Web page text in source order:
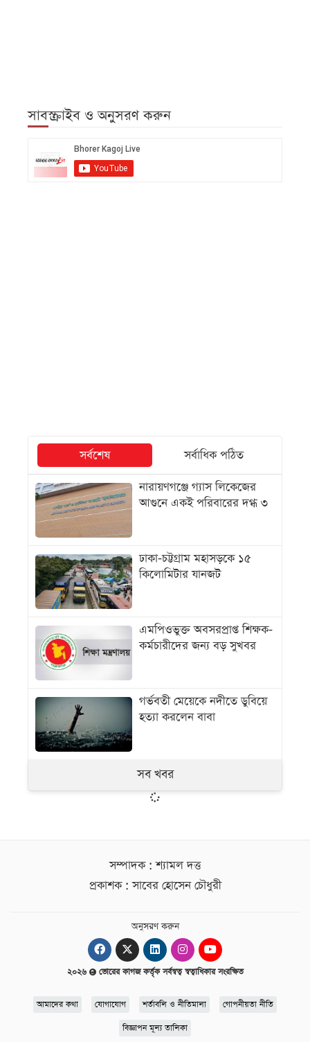
সাবস্ক্রাইব ও অনুসরণ করুন
সর্বশেষ
সর্বাধিক পঠিত
নারায়ণগঞ্জে গ্যাস লিকেজের
আগুনে একই পরিবারের দগ্ধ ৩
ঢাকা-চট্টগ্রাম মহাসড়কে ১৫
কিলোমিটার যানজট
এমপিওভুক্ত অবসরপ্রাপ্ত শিক্ষক-
কর্মচারীদের জন্য বড় সুখবর
গর্ভবতী মেয়েকে নদীতে ডুবিয়ে
হত্যা করলেন বাবা
সব খবর
সম্পাদক : শ্যামল দত্ত
প্রকাশক : সাবের হোসেন চৌধুরী
অনুসরণ করুন
২০২৬ ভোরের কাগজ কর্তৃক সর্বস্বত্ব স্বত্বাধিকার সংরক্ষিত
আমাদের কথা যোগাযোগ শর্তাবলি ও নীতিমালা গোপনীয়তা নীতি
বিজ্ঞাপন মূল্য তালিকা